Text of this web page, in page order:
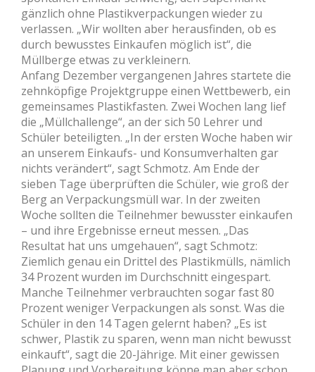
gänzlich ohne Plastikverpackungen wieder zu
verlassen. „Wir wollten aber herausfinden, ob es
durch bewusstes Einkaufen möglich ist“, die
Müllberge etwas zu verkleinern.
Anfang Dezember vergangenen Jahres startete die
zehnköpfige Projektgruppe einen Wettbewerb, ein
gemeinsames Plastikfasten. Zwei Wochen lang lief
die „Müllchallenge“, an der sich 50 Lehrer und
Schüler beteiligten. „In der ersten Woche haben wir
an unserem Einkaufs- und Konsumverhalten gar
nichts verändert“, sagt Schmotz. Am Ende der
sieben Tage überprüften die Schüler, wie groß der
Berg an Verpackungsmüll war. In der zweiten
Woche sollten die Teilnehmer bewusster einkaufen
– und ihre Ergebnisse erneut messen. „Das
Resultat hat uns umgehauen“, sagt Schmotz:
Ziemlich genau ein Drittel des Plastikmülls, nämlich
34 Prozent wurden im Durchschnitt eingespart.
Manche Teilnehmer verbrauchten sogar fast 80
Prozent weniger Verpackungen als sonst. Was die
Schüler in den 14 Tagen gelernt haben? „Es ist
schwer, Plastik zu sparen, wenn man nicht bewusst
einkauft“, sagt die 20-Jährige. Mit einer gewissen